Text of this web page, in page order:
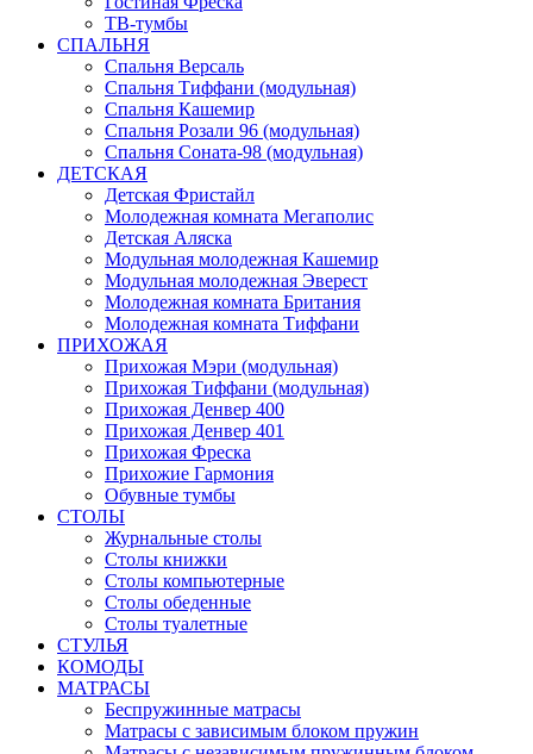
ТВ-тумбы
СПАЛЬНЯ
Спальня Версаль
Спальня Тиффани (модульная)
Спальня Кашемир
Спальня Розали 96 (модульная)
Спальня Соната-98 (модульная)
ДЕТСКАЯ
Детская Фристайл
Молодежная комната Мегаполис
Детская Аляска
Модульная молодежная Кашемир
Модульная молодежная Эверест
Молодежная комната Британия
Молодежная комната Тиффани
ПРИХОЖАЯ
Прихожая Мэри (модульная)
Прихожая Тиффани (модульная)
Прихожая Денвер 400
Прихожая Денвер 401
Прихожая Фреска
Прихожие Гармония
Обувные тумбы
СТОЛЫ
Журнальные столы
Столы книжки
Столы компьютерные
Столы обеденные
Столы туалетные
СТУЛЬЯ
КОМОДЫ
МАТРАСЫ
Беспружинные матрасы
Матрасы с зависимым блоком пружин